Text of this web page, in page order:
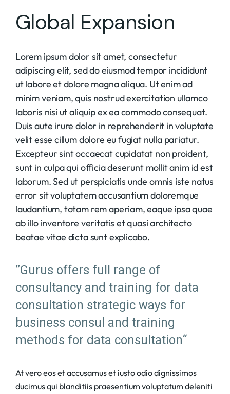
Global Expansion
Lorem ipsum dolor sit amet, consectetur
adipiscing elit, sed do eiusmod tempor incididunt
ut labore et dolore magna aliqua. Ut enim ad
minim veniam, quis nostrud exercitation ullamco
laboris nisi ut aliquip ex ea commodo consequat.
Duis aute irure dolor in reprehenderit in voluptate
velit esse cillum dolore eu fugiat nulla pariatur.
Excepteur sint occaecat cupidatat non proident,
sunt in culpa qui officia deserunt mollit anim id est
laborum. Sed ut perspiciatis unde omnis iste natus
error sit voluptatem accusantium doloremque
laudantium, totam rem aperiam, eaque ipsa quae
ab illo inventore veritatis et quasi architecto
beatae vitae dicta sunt explicabo.
”Gurus offers full range of
consultancy and training for data
consultation strategic ways for
business consul and training
methods for data consultation“
At vero eos et accusamus et iusto odio dignissimos
ducimus qui blanditiis praesentium voluptatum deleniti